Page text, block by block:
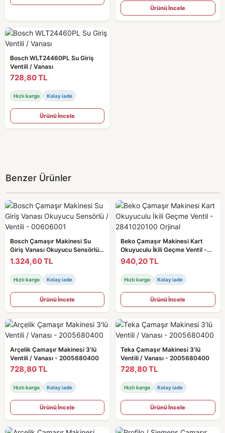
Ürünü İncele
Bosch WLT24460PL Su Giriş
Ventili / Vanası
728,80 TL
Hızlı kargo Kolay iade
Ürünü İncele
Benzer Ürünler
Bosch Çamaşır Makinesi Su
Giriş Vanası Okuyucu Sensörlü /
Ventili - 00606001
1.324,60 TL
Hızlı kargo Kolay iade
Ürünü İncele
Beko Çamaşır Makinesi Kart
Okuyuculu İkili Geçme Ventil -
2841020100 Orjinal
940,20 TL
Hızlı kargo Kolay iade
Ürünü İncele
Arçelik Çamaşır Makinesi 3'lü
Ventili / Vanası - 2005680400
728,80 TL
Hızlı kargo Kolay iade
Ürünü İncele
Teka Çamaşır Makinesi 3'lü
Ventili / Vanası - 2005680400
728,80 TL
Hızlı kargo Kolay iade
Ürünü İncele